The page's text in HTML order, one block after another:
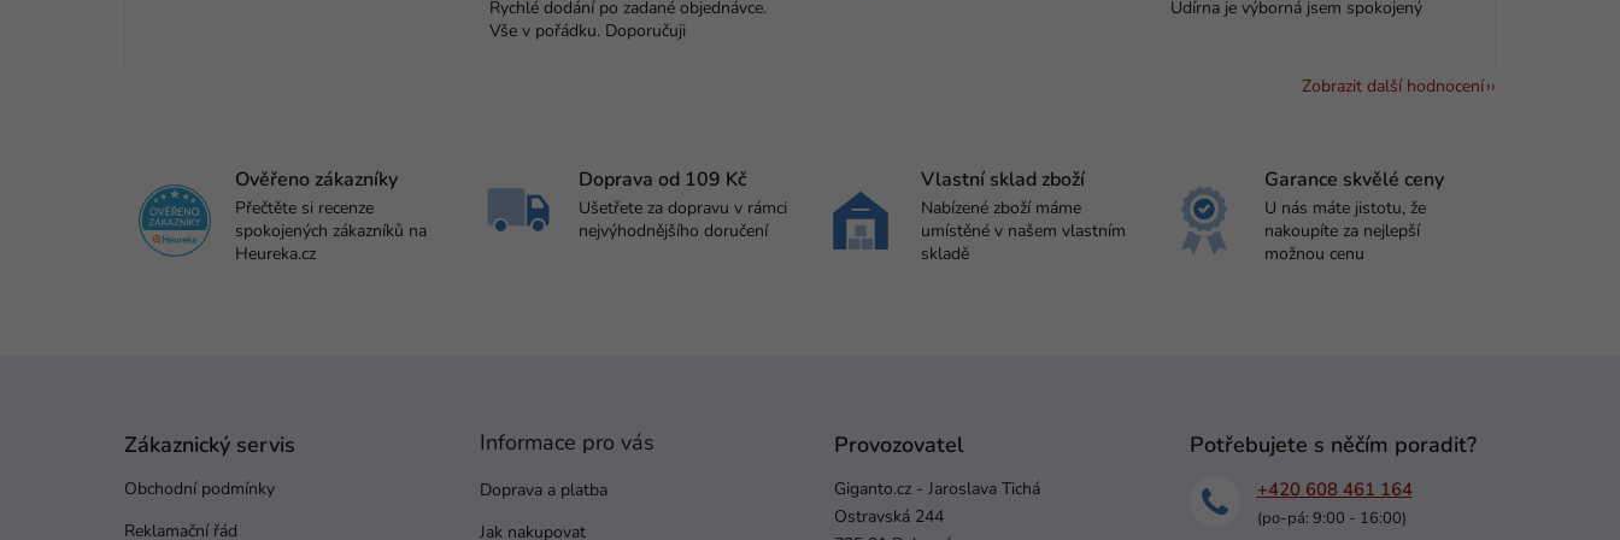
Rychlé dodání po zadané objednávce.
Vše v pořádku. Doporučuji
Udírna je výborná jsem spokojený
Zobrazit další hodnocení
Ověřeno zákazníky
Přečtěte si recenze
spokojených zákazníků na
Heureka.cz
Doprava od 109 Kč
Ušetřete za dopravu v rámci
nejvýhodnějšího doručení
Vlastní sklad zboží
Nabízené zboží máme
umístěné v našem vlastním
skladě
Garance skvělé ceny
U nás máte jistotu, že
nakoupíte za nejlepší
možnou cenu
Zákaznický servis
Obchodní podmínky
Reklamační řád
Informace pro vás
Doprava a platba
Jak nakupovat
Provozovatel
Giganto.cz - Jaroslava Tichá
Ostravská 244
Potřebujete s něčím poradit?
+420 608 461 164
(po-pá: 9:00 - 16:00)